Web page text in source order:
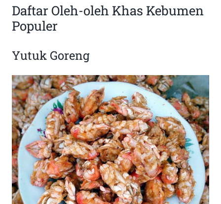
Daftar Oleh-oleh Khas Kebumen
Populer
Yutuk Goreng